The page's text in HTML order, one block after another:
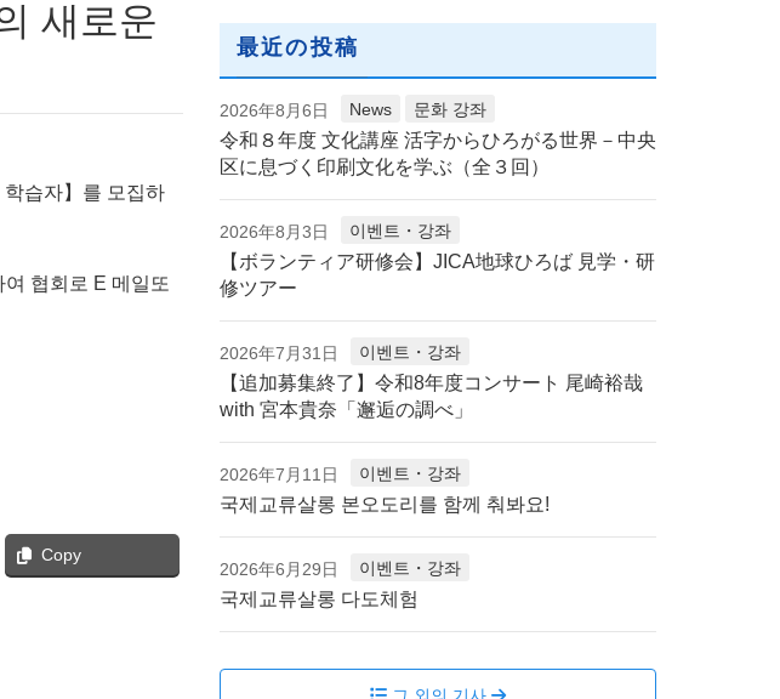
습자】를 모집하
협회로 E 메일또
Copy
最近の投稿
2026年8月6日 News 문화 강좌
令和８年度 文化講座 活字からひろがる世界－中央
区に息づく印刷文化を学ぶ（全３回）
2026年8月3日 이벤트・강좌
【ボランティア研修会】JICA地球ひろば 見学・研
修ツアー
2026年7月31日 이벤트・강좌
【追加募集終了】令和8年度コンサート 尾崎裕哉
with 宮本貴奈「邂逅の調べ」
2026年7月11日 이벤트・강좌
국제교류살롱 본오도리를 함께 춰봐요!
2026年6月29日 이벤트・강좌
국제교류살롱 다도체험
그 외의 기사